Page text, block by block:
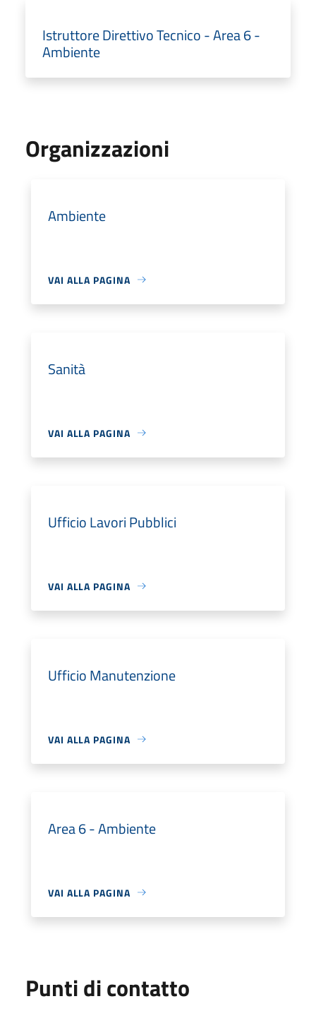
Istruttore Direttivo Tecnico - Area 6 -
Ambiente
Organizzazioni
Ambiente
VAI ALLA PAGINA
Sanità
VAI ALLA PAGINA
Ufficio Lavori Pubblici
VAI ALLA PAGINA
Ufficio Manutenzione
VAI ALLA PAGINA
Area 6 - Ambiente
VAI ALLA PAGINA
Punti di contatto